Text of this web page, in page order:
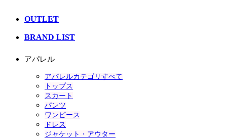
OUTLET
BRAND LIST
アパレル
アパレルカテゴリすべて
トップス
スカート
パンツ
ワンピース
ドレス
ジャケット・アウター